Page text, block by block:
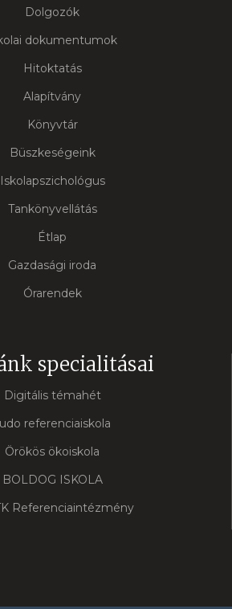
Dolgozók
dokumentumok
Hitoktatás
Alapítvány
Könyvtár
Büszkeségeink
Iskolapszichológus
Tankönyvellátás
Étlap
Gazdasági iroda
Órarendek
specialitásai
Digitális témahét
referenciaiskola
Örökös ökoiskola
BOLDOG ISKOLA
Referenciaintézmény